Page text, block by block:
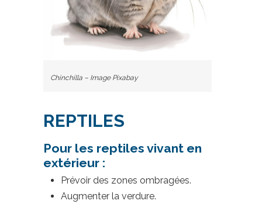
Chinchilla – Image Pixabay
REPTILES
Pour les reptiles vivant en
extérieur :
Prévoir des zones ombragées.
Augmenter la verdure.